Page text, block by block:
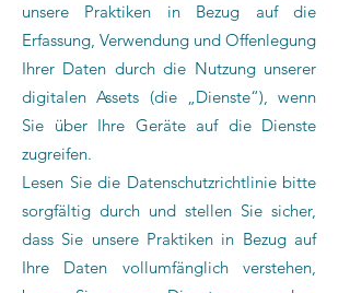
unsere Praktiken in Bezug auf die
Erfassung, Verwendung und Offenlegung
Ihrer Daten durch die Nutzung unserer
digitalen Assets (die „Dienste“), wenn
Sie über Ihre Geräte auf die Dienste
zugreifen.
Lesen Sie die Datenschutzrichtlinie bitte
sorgfältig durch und stellen Sie sicher,
dass Sie unsere Praktiken in Bezug auf
Ihre Daten vollumfänglich verstehen,